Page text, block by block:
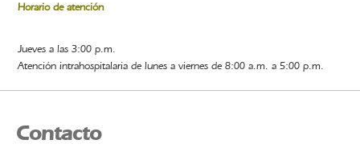
Horario de atención
Jueves a las 3:00 p.m.
Atención intrahospitalaria de lunes a viernes de 8:00 a.m. a 5:00 p.m.
Contacto